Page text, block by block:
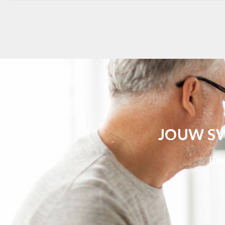
JOUW